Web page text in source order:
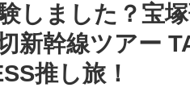
しました？宝
新幹線ツアー
推し旅！